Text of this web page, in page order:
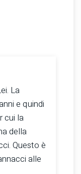
La
e quindi
cui la
della
Questo è
alle